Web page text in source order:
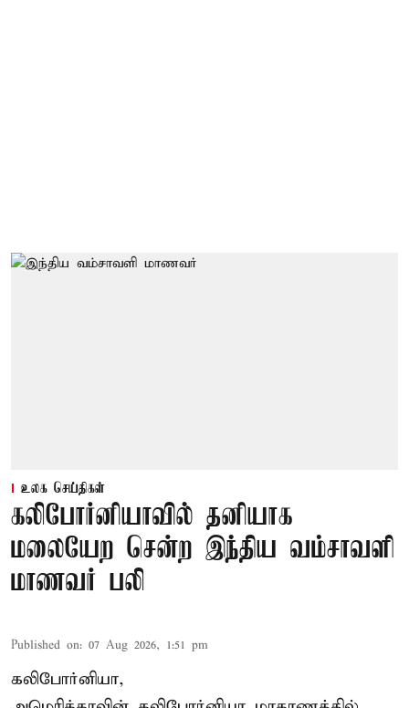
உலக செய்திகள்
கலிபோர்னியாவில் தனியாக
மலையேற சென்ற இந்திய வம்சாவளி
மாணவர் பலி
Published on: 07 Aug 2026, 1:51 pm
கலிபோர்னியா,